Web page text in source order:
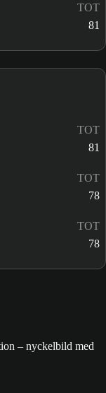
TOT
81
TOT
81
TOT
78
TOT
78